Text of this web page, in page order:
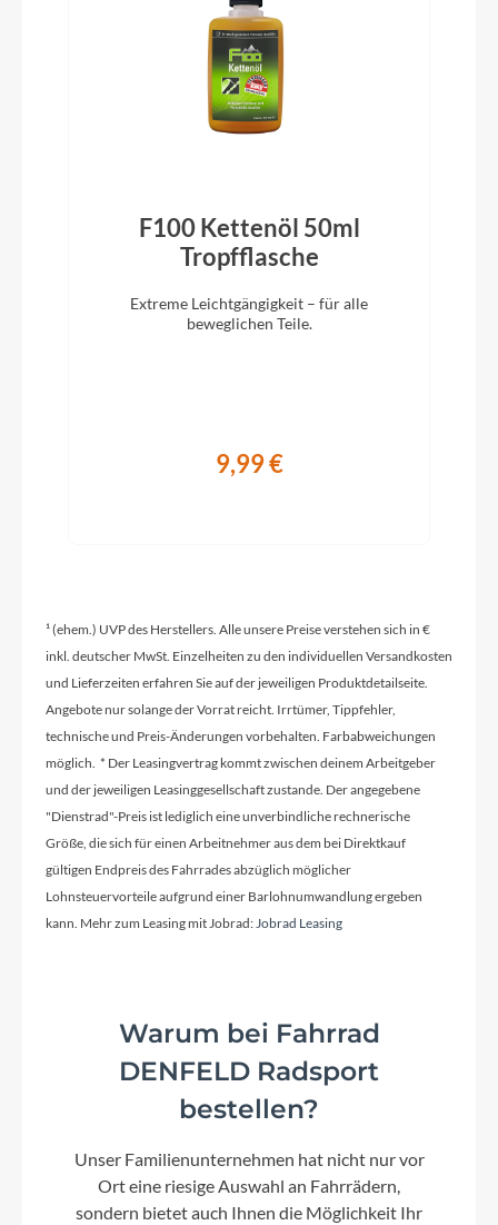
inklusive
Vorbau
Schaftvorbau, höhenverstellbar
Diamant
Modelljahr
2022
Kettenschaltung
Rahmenmaterial
Aluminium 6061
Samox Stahl, 42/32/24T
Lenker
Farbe
graphite grey
F100 Kettenöl 50ml
Tropfflasche
Extreme Leichtgängigkeit – für alle
beweglichen Teile.
9,99 €
¹ (ehem.) UVP des Herstellers. Alle unsere Preise verstehen sich in €
inkl. deutscher MwSt. Einzelheiten zu den individuellen Versandkosten
und Lieferzeiten erfahren Sie auf der jeweiligen Produktdetailseite.
Angebote nur solange der Vorrat reicht. Irrtümer, Tippfehler,
technische und Preis-Änderungen vorbehalten. Farbabweichungen
möglich. * Der Leasingvertrag kommt zwischen deinem Arbeitgeber
und der jeweiligen Leasinggesellschaft zustande. Der angegebene
"Dienstrad"-Preis ist lediglich eine unverbindliche rechnerische
Größe, die sich für einen Arbeitnehmer aus dem bei Direktkauf
gültigen Endpreis des Fahrrades abzüglich möglicher
Lohnsteuervorteile aufgrund einer Barlohnumwandlung ergeben
kann. Mehr zum Leasing mit Jobrad:Jobrad Leasing
Warum bei Fahrrad
DENFELD Radsport
bestellen?
Unser Familienunternehmen hat nicht nur vor
Ort eine riesige Auswahl an Fahrrädern,
sondern bietet auch Ihnen die Möglichkeit Ihr